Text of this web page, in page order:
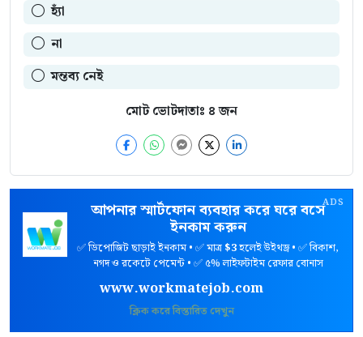
হ্যাঁ
না
মন্তব্য নেই
মোট ভোটদাতাঃ ৪জন
ADS
আপনার স্মার্টফোন ব্যবহার করে ঘরে বসে
ইনকাম করুন
✅ ডিপোজিট ছাড়াই ইনকাম • ✅ মাত্র$3হলেই উইথড্র • ✅ বিকাশ,
নগদ ও রকেটে পেমেন্ট • ✅ ৫% লাইফটাইম রেফার বোনাস
www.workmatejob.com
ক্লিক করে বিস্তারিত দেখুন